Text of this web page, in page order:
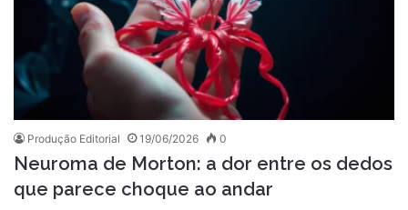
Produção Editorial 19/06/2026 0
Neuroma de Morton: a dor entre os dedos
que parece choque ao andar